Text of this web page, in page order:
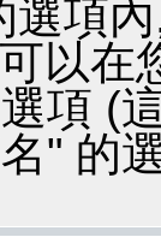
選項
以在
項 (
" 的